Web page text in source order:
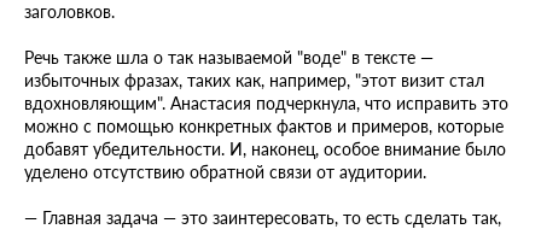
заголовков.
Речь также шла о так называемой "воде" в тексте —
избыточных фразах, таких как, например, "этот визит стал
вдохновляющим". Анастасия подчеркнула, что исправить это
можно с помощью конкретных фактов и примеров, которые
добавят убедительности. И, наконец, особое внимание было
уделено отсутствию обратной связи от аудитории.
— Главная задача — это заинтересовать, то есть сделать так,